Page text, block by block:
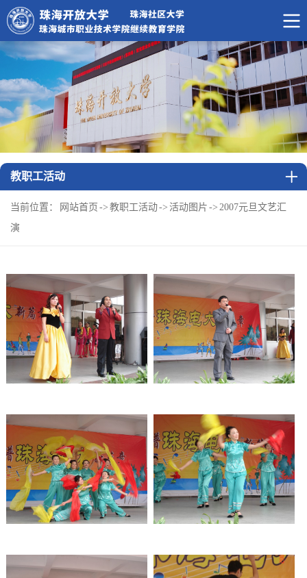
教职工活动
当前位置： 网站首页 -> 教职工活动-> 活动图片 -> 2007元旦文艺汇
演